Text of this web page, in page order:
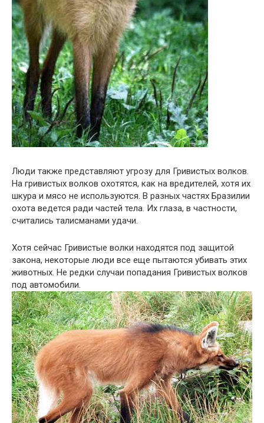
Люди также представляют угрозу для Гривистых волков.
На гривистых волков охотятся, как на вредителей, хотя их
шкура и мясо не используются. В разных частях Бразилии
охота ведется ради частей тела. Их глаза, в частности,
считались талисманами удачи.
Хотя сейчас Гривистые волки находятся под защитой
закона, некоторые люди все еще пытаются убивать этих
животных. Не редки случаи попадания Гривистых волков
под автомобили.